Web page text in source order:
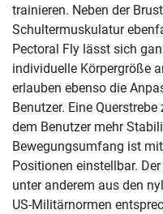
trainieren. Neben der
Schultermuskulatur
Pectoral Fly lässt sich
individuelle Körpergröße
erlauben ebenso die
Benutzer. Eine
dem Benutzer mehr
Bewegungsumfang ist
Positionen einstellbar.
unter anderem aus den
US-Militärnormen